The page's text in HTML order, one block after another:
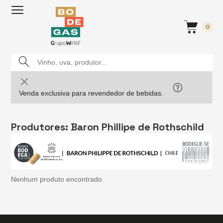
0
Venda exclusiva para revendedor de bebidas.
Produtores: Baron Phillipe de Rothschild
Nenhum produto encontrado